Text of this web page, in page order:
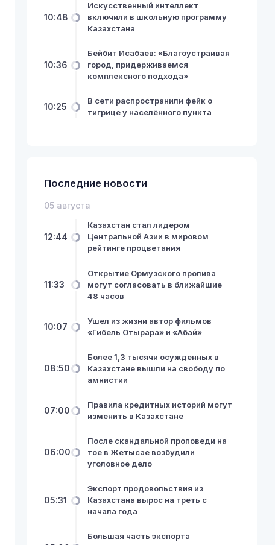
10:48
Искусственный интеллект
включили в школьную программу
Казахстана
10:36
Бейбит Исабаев: «Благоустраивая
город, придерживаемся
комплексного подхода»
10:25
В сети распространили фейк о
тигрице у населённого пункта
Последние новости
05 августа
12:44
Казахстан стал лидером
Центральной Азии в мировом
рейтинге процветания
11:33
Открытие Ормузского пролива
могут согласовать в ближайшие
48 часов
10:07
Ушел из жизни автор фильмов
«Гибель Отырара» и «Абай»
08:50
Более 1,3 тысячи осужденных в
Казахстане вышли на свободу по
амнистии
07:00
Правила кредитных историй могут
изменить в Казахстане
06:00
После скандальной проповеди на
тое в Жетысае возбудили
уголовное дело
05:31
Экспорт продовольствия из
Казахстана вырос на треть с
начала года
Большая часть экспорта